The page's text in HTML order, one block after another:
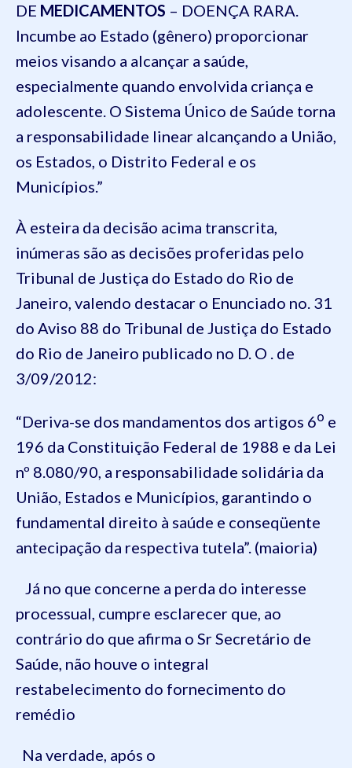
DE MEDICAMENTOS – DOENÇA RARA.
Incumbe ao Estado (gênero) proporcionar
meios visando a alcançar a saúde,
especialmente quando envolvida criança e
adolescente. O Sistema Único de Saúde torna
a responsabilidade linear alcançando a União,
os Estados, o Distrito Federal e os
Municípios.”
À esteira da decisão acima transcrita,
inúmeras são as decisões proferidas pelo
Tribunal de Justiça do Estado do Rio de
Janeiro, valendo destacar o Enunciado no. 31
do Aviso 88 do Tribunal de Justiça do Estado
do Rio de Janeiro publicado no D. O . de
3/09/2012:
“Deriva-se dos mandamentos dos artigos 6o e
196 da Constituição Federal de 1988 e da Lei
nº 8.080/90, a responsabilidade solidária da
União, Estados e Municípios, garantindo o
fundamental direito à saúde e conseqüente
antecipação da respectiva tutela”. (maioria)
Já no que concerne a perda do interesse
processual, cumpre esclarecer que, ao
contrário do que afirma o Sr Secretário de
Saúde, não houve o integral
restabelecimento do fornecimento do
remédio
Na verdade, após o